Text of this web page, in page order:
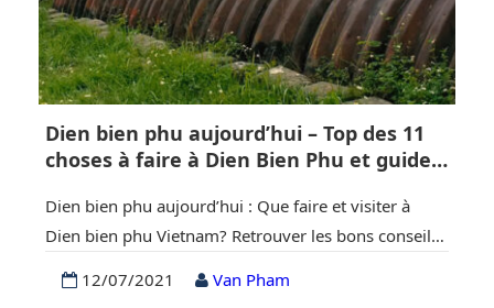
Dien bien phu aujourd’hui – Top des 11
choses à faire à Dien Bien Phu et guide
Dien bien phu aujourd’hui : Que faire et visiter à
Dien bien phu Vietnam? Retrouver les bons conseils,
votre voyage à Dien bien phu. I. Aperçu de Dien Bien
12/07/2021 Van Pham